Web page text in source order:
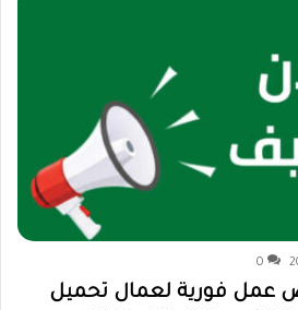
0
عمل فورية لعمال تحميل